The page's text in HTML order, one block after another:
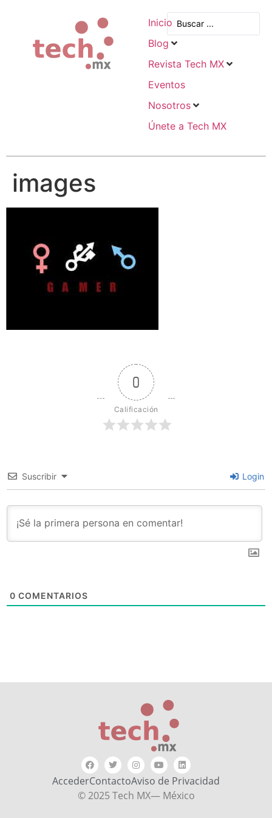
Inicio
Blog
Revista Tech MX
Eventos
Nosotros
Únete a Tech MX
images
0
Calificación
Suscribir Login
0 COMENTARIOS
AccederContactoAviso de Privacidad
© 2025 Tech MX— México